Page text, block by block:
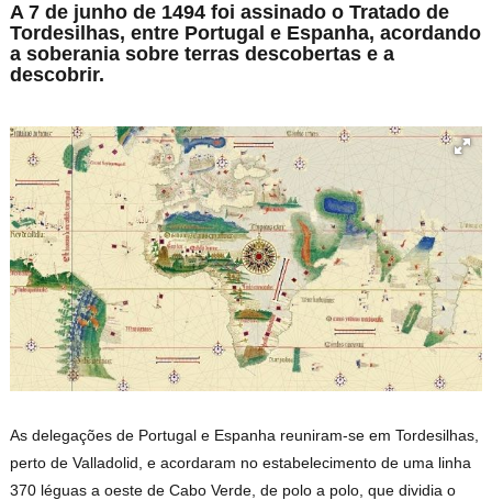
A 7 de junho de 1494 foi assinado o Tratado de
Tordesilhas, entre Portugal e Espanha, acordando
a soberania sobre terras descobertas e a
descobrir.
As delegações de Portugal e Espanha reuniram-se em Tordesilhas,
perto de Valladolid, e acordaram no estabelecimento de uma linha
370 léguas a oeste de Cabo Verde, de polo a polo, que dividia o